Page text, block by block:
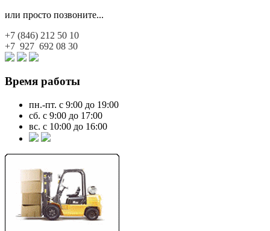
или просто позвоните...
+7 (846) 212 50 10
+7 927 692 08 30
Время работы
пн.-пт. с 9:00 до 19:00
сб. с 9:00 до 17:00
вс. с 10:00 до 16:00